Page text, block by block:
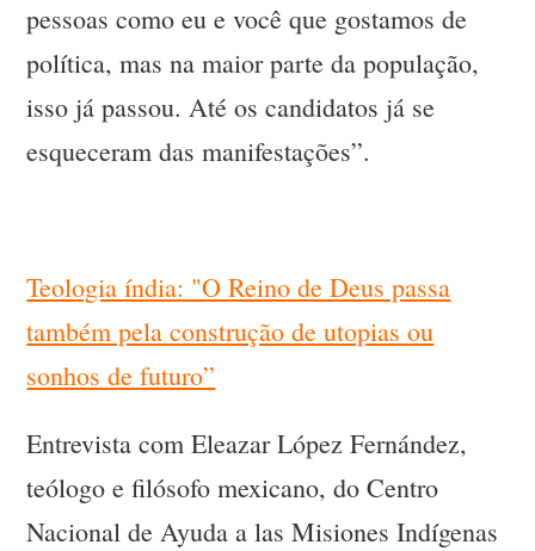
pessoas como eu e você que gostamos de
política, mas na maior parte da população,
isso já passou. Até os candidatos já se
esqueceram das manifestações”.
Teologia índia: "O Reino de Deus passa
também pela construção de utopias ou
sonhos de futuro”
Entrevista com Eleazar López Fernández,
teólogo e filósofo mexicano, do Centro
Nacional de Ayuda a las Misiones Indígenas